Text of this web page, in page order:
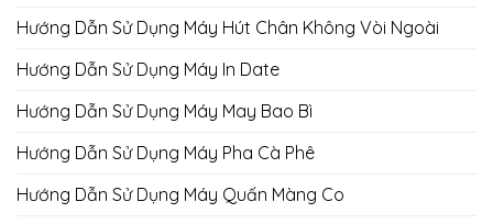
Hướng Dẫn Sử Dụng Máy Hút Chân Không Vòi Ngoài
Hướng Dẫn Sử Dụng Máy In Date
Hướng Dẫn Sử Dụng Máy May Bao Bì
Hướng Dẫn Sử Dụng Máy Pha Cà Phê
Hướng Dẫn Sử Dụng Máy Quấn Màng Co